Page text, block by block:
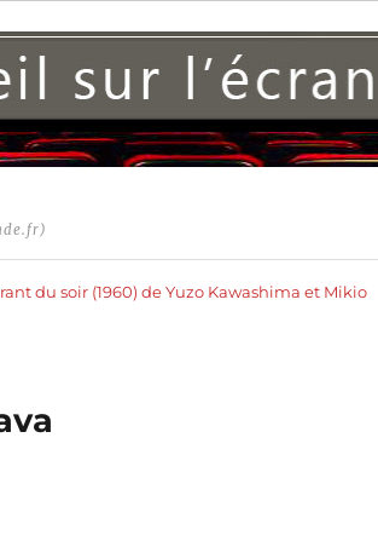
du soir (1960) de Yuzo Kawashima et Mikio